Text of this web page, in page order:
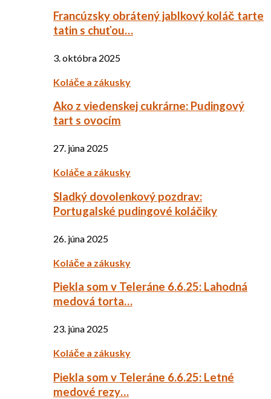
Francúzsky obrátený jablkový koláč tarte
tatin s chuťou…
3. októbra 2025
Koláče a zákusky
Ako z viedenskej cukrárne: Pudingový
tart s ovocím
27. júna 2025
Koláče a zákusky
Sladký dovolenkový pozdrav:
Portugalské pudingové koláčiky
26. júna 2025
Koláče a zákusky
Piekla som v Teleráne 6.6.25: Lahodná
medová torta…
23. júna 2025
Koláče a zákusky
Piekla som v Teleráne 6.6.25: Letné
medové rezy…